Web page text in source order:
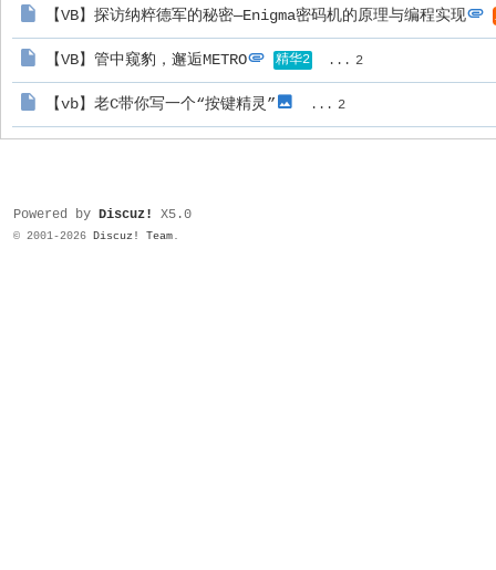
【VB】探访纳粹德军的秘密—Enigma密码机的原理与编程实现
【VB】管中窥豹，邂逅METRO 精华2 ... 2
【vb】老C带你写一个“按键精灵” ... 2
Powered by Discuz! X5.0
© 2001-2026 Discuz! Team.